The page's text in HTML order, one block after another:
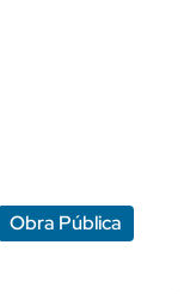
Obra Pública